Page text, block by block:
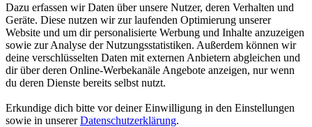
Dazu erfassen wir Daten über unsere Nutzer, deren Verhalten und
Geräte. Diese nutzen wir zur laufenden Optimierung unserer
Website und um dir personalisierte Werbung und Inhalte anzuzeigen
sowie zur Analyse der Nutzungsstatistiken. Außerdem können wir
deine verschlüsselten Daten mit externen Anbietern abgleichen und
dir über deren Online-Werbekanäle Angebote anzeigen, nur wenn
du deren Dienste bereits selbst nutzt.
Erkundige dich bitte vor deiner Einwilligung in den Einstellungen
sowie in unsererDatenschutzerklärung.